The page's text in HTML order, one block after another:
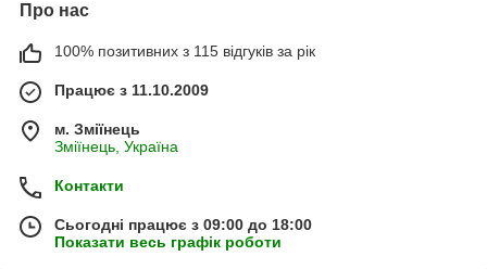
Про нас
100% позитивних з 115 відгуків за рік
Працює з 11.10.2009
м. Зміїнець
Зміїнець, Україна
Контакти
Сьогодні працює з 09:00 до 18:00
Показати весь графік роботи